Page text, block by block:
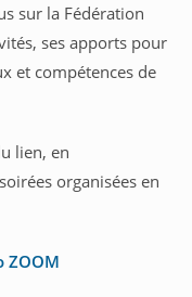
sur la Fédération
ses apports pour
et compétences de
lien, en
organisées en
ZOOM